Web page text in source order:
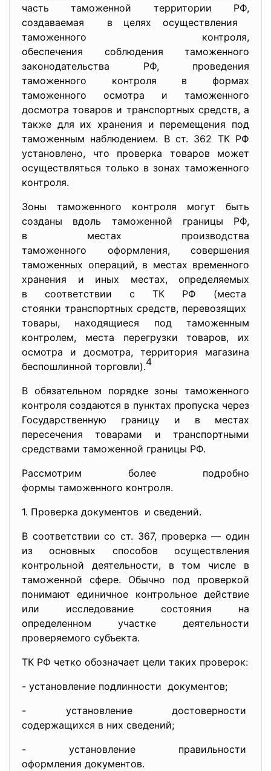
часть таможенной территории РФ,
создаваемая в целях осуществления
таможенного контроля,
обеспечения соблюдения таможенного
законодательства РФ, проведения
таможенного контроля в формах
таможенного осмотра и таможенного
досмотра товаров и транспортных средств, а
также для их хранения и перемещения под
таможенным наблюдением. В ст. 362 ТК РФ
установлено, что проверка товаров может
осуществляться только в зонах таможенного
контроля.
Зоны таможенного контроля могут быть
созданы вдоль таможенной границы РФ,
в местах производства
таможенного оформления, совершения
таможенных операций, в местах временного
хранения и иных местах, определяемых
в соответствии с ТК РФ (места
стоянки транспортных средств, перевозящих
товары, находящиеся под таможенным
контролем, места перегрузки товаров, их
осмотра и досмотра, территория магазина
беспошлинной торговли).4
В обязательном порядке зоны таможенного
контроля создаются в пунктах пропуска через
Государственную границу и в местах
пересечения товарами и транспортными
средствами таможенной границы РФ.
Рассмотрим более подробно
формы таможенного контроля.
1. Проверка документов и сведений.
В соответствии со ст. 367, проверка — один
из основных способов осуществления
контрольной деятельности, в том числе в
таможенной сфере. Обычно под проверкой
понимают единичное контрольное действие
или исследование состояния на
определенном участке деятельности
проверяемого субъекта.
ТК РФ четко обозначает цели таких проверок:
- установление подлинности документов;
- установление достоверности
содержащихся в них сведений;
- установление правильности
оформления документов.